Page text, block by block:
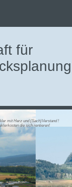
für
(Sach)Verstand !
rentieren!